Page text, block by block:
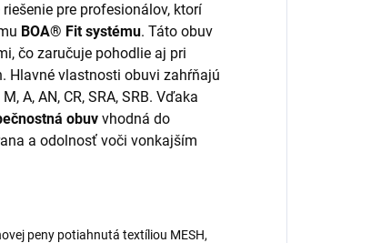
pre profesionálov, ktorí
BOA® Fit systému. Táto obuv
čo zaručuje pohodlie aj pri
Hlavné vlastnosti obuvi zahŕňajú
A, AN, CR, SRA, SRB. Vďaka
obuv vhodná do
a odolnosť voči vonkajším
peny potiahnutá textíliou MESH,